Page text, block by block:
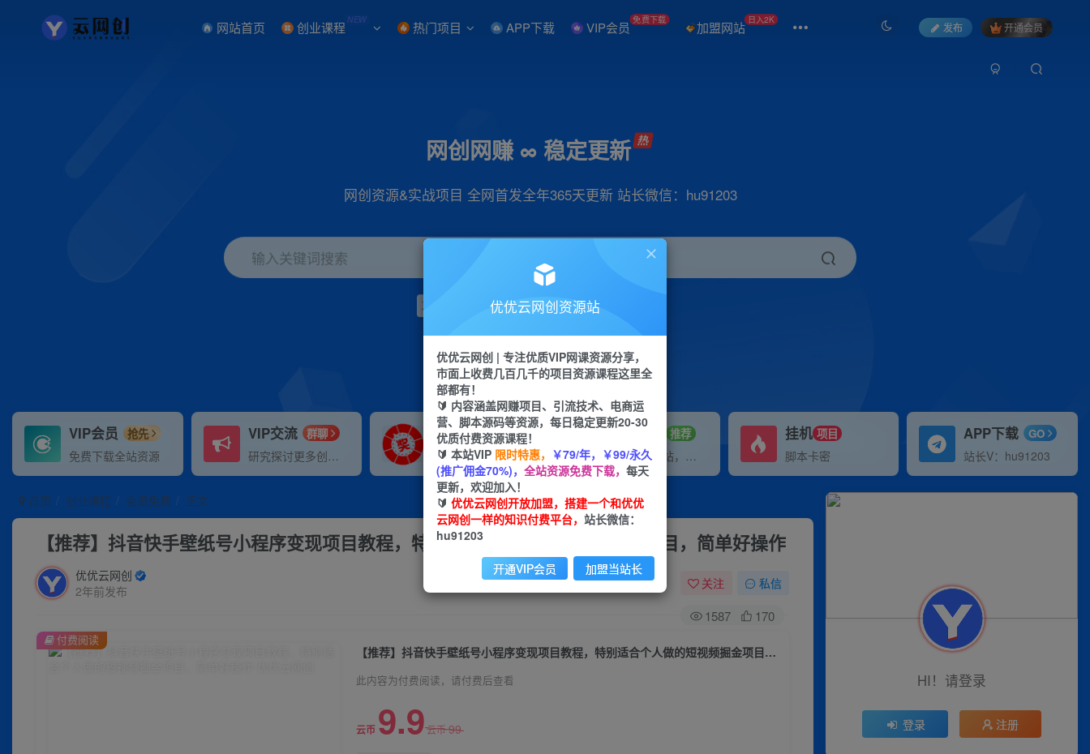
网站首页 创业课程 NEW 热门项目 APP下载 VIP会员 免费下载 加盟网站 日入2K
发布 开通会员
网创网赚 ∞ 稳定更新
网创资源&实战项目 全网首发全年365天更新 站长微信：hu91203
输入关键词搜索
项目 引流 小红书 短视频
VIP会员 抢先
免费下载全站资源
VIP交流 群聊
研究探讨更多创业项目路子。
VIP推广
70%分佣
会员专属推广链接
招募站长 推荐
搭建同款网站，自己当老板
挂机 项目
脚本卡密
APP下载 GO
站长V：hu91203
首页 创业课程 会员免费 正文
【推荐】抖音快手壁纸号小程序变现项目教程，特别适合个人做的短视频掘金项目，简单好操作
优优云网创
2年前发布
关注 私信
1587 170
【推荐】抖音快手壁纸号小程序变现项目教程，特别适合个人做的短视频掘金项目，简单好操作
此内容为付费阅读，请付费后查看
云币 9.9云币99
付费阅读
HI！请登录
登录 注册
优优云网创资源站
优优云网创 | 专注优质VIP网课资源分享，
市面上收费几百几千的项目资源课程这里全
部都有！
🔰 内容涵盖网赚项目、引流技术、电商运
营、脚本源码等资源，每日稳定更新20-30
优质付费资源课程！
🔰 本站VIP 限时特惠， ￥79/年，￥99/永久
(推广佣金70%)， 全站资源免费下载， 每天
更新，欢迎加入！
🔰 优优云网创开放加盟，搭建一个和优优
云网创一样的知识付费平台， 站长微信：
hu91203
开通VIP会员 加盟当站长